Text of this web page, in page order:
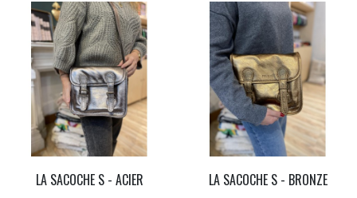
LA SACOCHE S - ACIER LA SACOCHE S - BRONZE